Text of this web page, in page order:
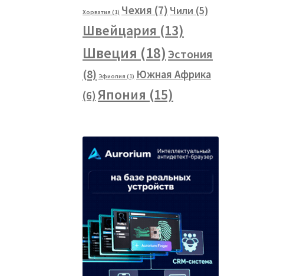
Хорватия (1) Чехия (7) Чили (5)
Швейцария (13)
Швеция (18)Эстония
(8) Эфиопия (1) Южная Африка
(6)Япония (15)